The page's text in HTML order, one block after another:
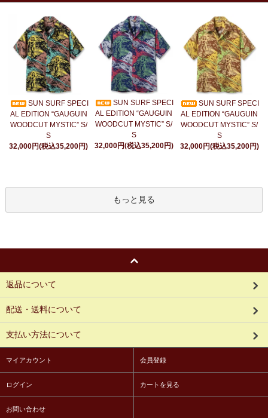
SUN SURF SPECI
AL EDITION “GAUGUIN
WOODCUT MYSTIC” S/
S
32,000円(税込35,200円)
SUN SURF SPECI
AL EDITION “GAUGUIN
WOODCUT MYSTIC” S/
S
32,000円(税込35,200円)
SUN SURF SPECI
AL EDITION “GAUGUIN
WOODCUT MYSTIC” S/
S
32,000円(税込35,200円)
もっと見る
返品について
配送・送料について
支払い方法について
マイアカウント 会員登録
ログイン カートを見る
お問い合わせ